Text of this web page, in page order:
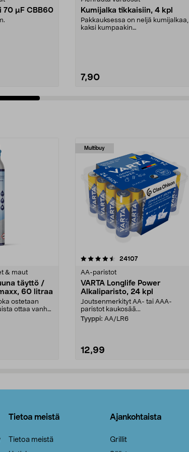
70 µF CBB60 Kumijalka tikkaisiin, 4 kpl
Pakkauksessa on neljä kumijalkaa,
kaksi kumpaakin
7,90
& maut
täyttö /
60 litraa
ostetaan
ottaa vanha
Multibuy
24107arvostelut
AA-paristot
VARTA Longlife Power
Alkaliparisto, 24 kpl
Joutsenmerkityt AA- tai AAA-
paristot kaukosää...
Tyyppi: AA/LR6
12,99
4.5viidestä
Tietoa meistä
Tietoa meistä
Ajankohtaista
Grillit